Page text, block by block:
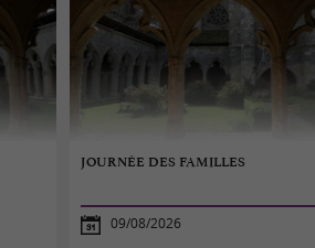
JOURNÉE DES FAMILLES
09/08/2026